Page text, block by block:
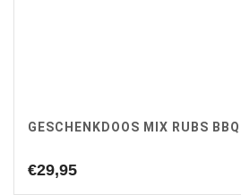
GESCHENKDOOS MIX RUBS
€29,95